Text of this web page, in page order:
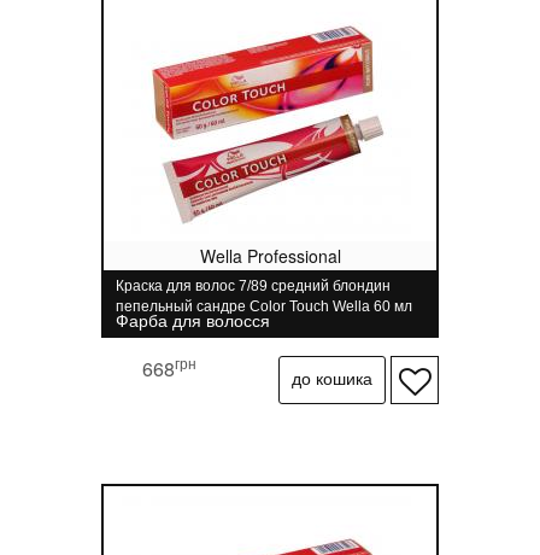
Wella Professional
Краска для волос 7/89 средний блондин
пепельный сандре Color Touch Wella 60 мл
Фарба для волосся
668грн